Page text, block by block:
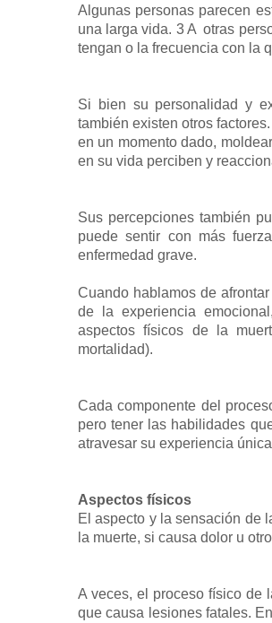
Algunas personas parecen
una larga vida. 3 A otras
tengan o la frecuencia con la
Si bien su personalidad y
también existen otros
en un momento dado,
en su vida perciben y
Sus percepciones también
puede sentir con más
enfermedad grave.
Cuando hablamos de
de la experiencia
aspectos físicos de la
mortalidad).
Cada componente del
pero tener las habilidades
atravesar su experiencia
Aspectos físicos
El aspecto y la sensación de
la muerte, si causa dolor u
A veces, el proceso físico de
que causa lesiones fatales.